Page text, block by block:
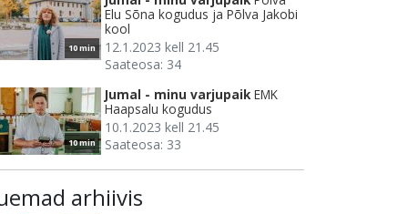
10 min
Elu Sõna kogudus ja Põlva Jakobi
kool
12.1.2023 kell 21.45
Saateosa: 34
10 min
Jumal - minu varjupaik EMK
Haapsalu kogudus
10.1.2023 kell 21.45
Saateosa: 33
arhiivis